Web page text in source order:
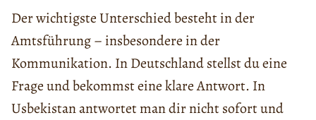
Der wichtigste Unterschied besteht in der
Amtsführung – insbesondere in der
Kommunikation. In Deutschland stellst du eine
Frage und bekommst eine klare Antwort. In
Usbekistan antwortet man dir nicht sofort und